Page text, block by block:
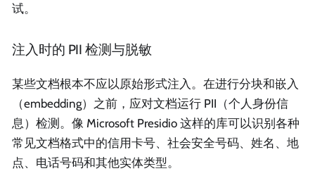
试。
注入时的 PII 检测与脱敏
某些文档根本不应以原始形式注入。在进行分块和嵌入
（embedding）之前，应对文档运行 PII（个人身份信
息）检测。像 Microsoft Presidio 这样的库可以识别各种
常见文档格式中的信用卡号、社会安全号码、姓名、地
点、电话号码和其他实体类型。